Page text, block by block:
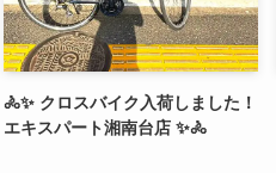
🚴✨ クロスバイク入荷しました！
エキスパート湘南台店 ✨🚴